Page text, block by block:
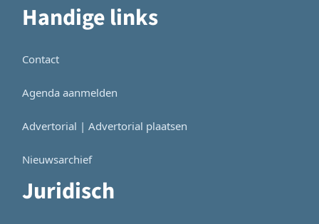
Handige links
Contact
Agenda aanmelden
Advertorial | Advertorial plaatsen
Nieuwsarchief
Juridisch